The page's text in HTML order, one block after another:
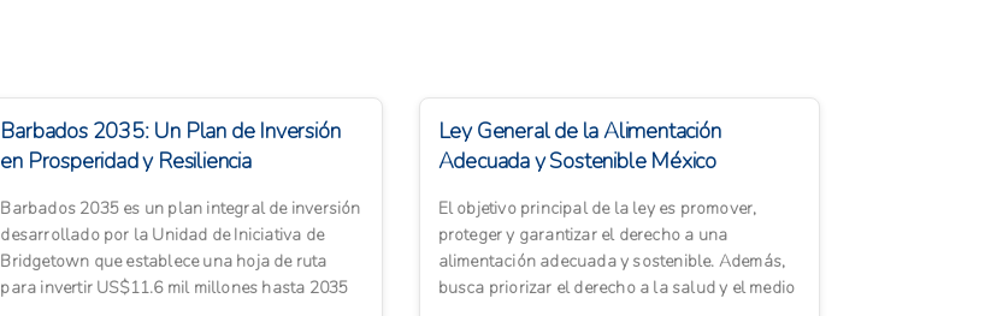
Barbados 2035: Un Plan de Inversión
en Prosperidad y Resiliencia
Barbados 2035 es un plan integral de inversión
desarrollado por la Unidad de Iniciativa de
Bridgetown que establece una hoja de ruta
para invertir US$11.6 mil millones hasta 2035
Ley General de la Alimentación
Adecuada y Sostenible México
El objetivo principal de la ley es promover,
proteger y garantizar el derecho a una
alimentación adecuada y sostenible. Además,
busca priorizar el derecho a la salud y el medio